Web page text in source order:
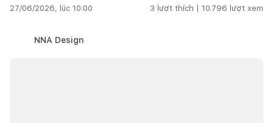
27/06/2026, lúc 10:00 3 lượt thích | 10.796 lượt xem
NNA Design